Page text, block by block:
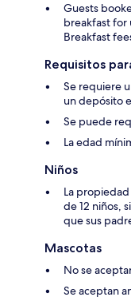
Guests
breakfast for
Breakfast
Requisitos
Se requiere
un depósito
Se puede
La edad
Niños
La
de 12 niños,
que sus
Mascotas
No se
Se aceptan